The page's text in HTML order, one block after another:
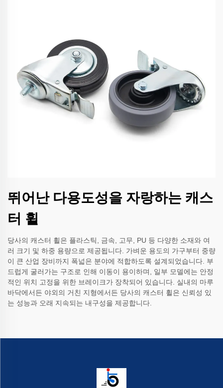
뛰어난 다용도성을 자랑하는 캐스
터 휠
당사의 캐스터 휠은 플라스틱, 금속, 고무, PU 등 다양한 소재와 여
러 크기 및 하중 용량으로 제공됩니다. 가벼운 용도의 가구부터 중량
이 큰 산업 장비까지 폭넓은 분야에 적합하도록 설계되었습니다. 부
드럽게 굴러가는 구조로 인해 이동이 용이하며, 일부 모델에는 안정
적인 위치 고정을 위한 브레이크가 장착되어 있습니다. 실내의 마루
바닥에서든 야외의 거친 지형에서든 당사의 캐스터 휠은 신뢰성 있
는 성능과 오래 지속되는 내구성을 제공합니다.